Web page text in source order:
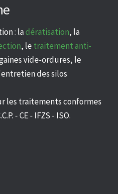
: ladératisation, la
, le traitement anti-
vide-ordures, le
des silos
les traitements conformes
- CE - IFZS - ISO.